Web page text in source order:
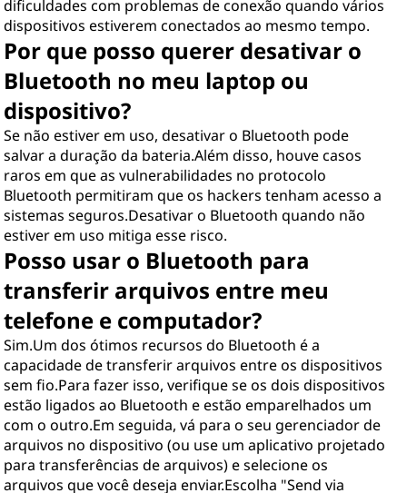
dificuldades com problemas de conexão quando vários
dispositivos estiverem conectados ao mesmo tempo.
Por que posso querer desativar o
Bluetooth no meu laptop ou
dispositivo?
Se não estiver em uso, desativar o Bluetooth pode
salvar a duração da bateria.Além disso, houve casos
raros em que as vulnerabilidades no protocolo
Bluetooth permitiram que os hackers tenham acesso a
sistemas seguros.Desativar o Bluetooth quando não
estiver em uso mitiga esse risco.
Posso usar o Bluetooth para
transferir arquivos entre meu
telefone e computador?
Sim.Um dos ótimos recursos do Bluetooth é a
capacidade de transferir arquivos entre os dispositivos
sem fio.Para fazer isso, verifique se os dois dispositivos
estão ligados ao Bluetooth e estão emparelhados um
com o outro.Em seguida, vá para o seu gerenciador de
arquivos no dispositivo (ou use um aplicativo projetado
para transferências de arquivos) e selecione os
arquivos que você deseja enviar.Escolha "Send via